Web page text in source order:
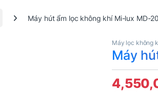
Máy hút ẩm lọc không khí Mi-lux MD-
Máy lọc không
Máy